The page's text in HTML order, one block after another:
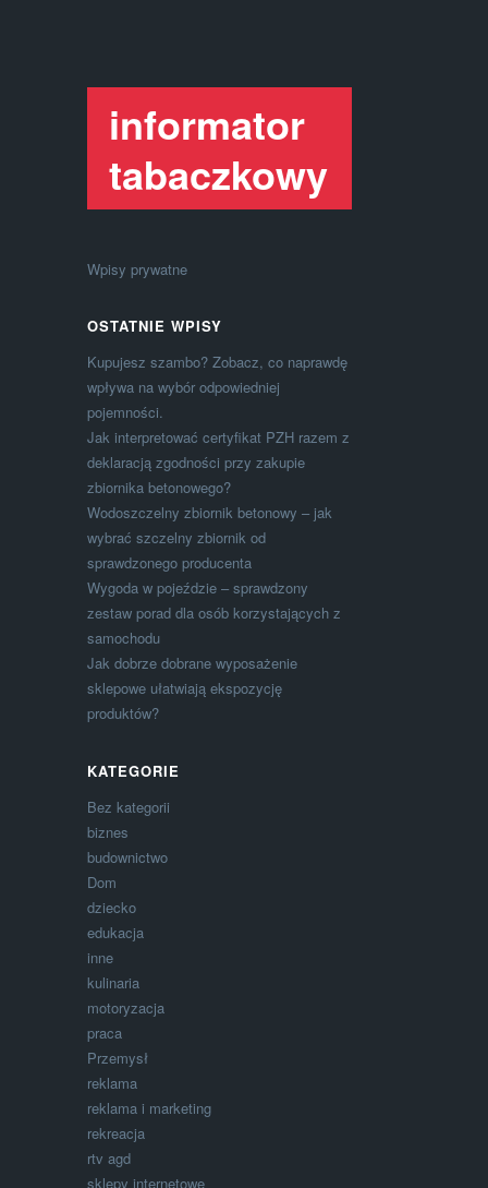
informator
tabaczkowy
Wpisy prywatne
OSTATNIE WPISY
Kupujesz szambo? Zobacz, co naprawdę
wpływa na wybór odpowiedniej
pojemności.
Jak interpretować certyfikat PZH razem z
deklaracją zgodności przy zakupie
zbiornika betonowego?
Wodoszczelny zbiornik betonowy – jak
wybrać szczelny zbiornik od
sprawdzonego producenta
Wygoda w pojeździe – sprawdzony
zestaw porad dla osób korzystających z
samochodu
Jak dobrze dobrane wyposażenie
sklepowe ułatwiają ekspozycję
produktów?
KATEGORIE
Bez kategorii
biznes
budownictwo
Dom
dziecko
edukacja
inne
kulinaria
motoryzacja
praca
Przemysł
reklama
reklama i marketing
rekreacja
rtv agd
sklepy internetowe